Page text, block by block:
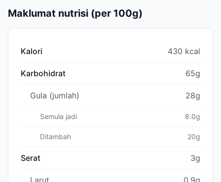
Maklumat nutrisi (per 100g)
Kalori 430 kcal
Karbohidrat 65g
Gula (jumlah) 28g
Semula jadi 8.0g
Ditambah 20g
Serat 3g
Larut 0.9g